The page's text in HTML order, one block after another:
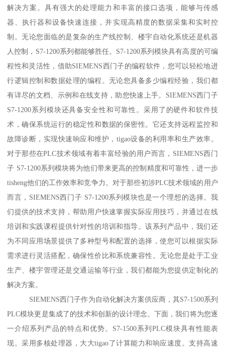
解决方案。具有强大的处理能力和丰富的接口选项，能够与传感
器、执行器和设备快速连接，并实现高精度的数据采集和实时控
制。无论您面临的是复杂的生产线控制、楼宇自动化系统还是机器
人控制，S7-1200系列都能够胜任。S7-1200系列模块具有高度的可编
程性和灵活性，借助SIEMENS西门子的编程软件，您可以轻松地进
行逻辑控制和数据处理的编程。无论您具备多少编程经验，我们都
有详尽的文档、示例和在线支持，助您快速上手。SIEMENS西门子
S7-1200系列模块还具备安全性和可靠性。采用了的硬件和软件技
术，确保系统运行的稳定性和数据的保密性。它还支持远程监控和
故障诊断，实现快速响应和维护，tigao设备的利用率和生产效率。
对于那些在PLC技术领域有着丰富经验的用户而言，SIEMENS西门
子 S7-1200系列模块将为他们带来更高的控制精度和可靠性，进一步
tisheng他们的工作效率和竞争力。对于那些初涉PLC技术领域的用户
而言，SIEMENS西门子 S7-1200系列模块也是一个理想的选择。我
们提供的技术支持，帮助用户快速掌握实际应用技巧，并通过在线
培训和实践课程提供针对性的培训和指导。该系列产品中，我们还
为不同应用场景提供了多种型号和配置的选择，使您可以根据实际
需求进行灵活搭配，确保性价比和系统兼容性。无论您是处于工业
生产、楼宇管理还是交通运输等行业，我们都能为您提供定制化的
解决方案。
SIEMENS西门子作为自动化解决方案供应商，其S7-1500系列
PLC模块更是集成了的技术和创新的设计理念。下面，我们将为您逐
一介绍系列产品的特点和优势。S7-1500系列PLC模块具有性能表
现。采用多核处理器，大大tigao了计算能力和响应速度。支持高速